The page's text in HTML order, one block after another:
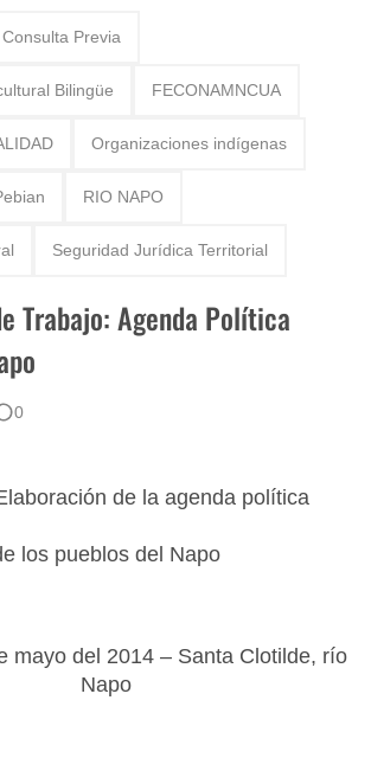
Consulta Previa
Bilingüe FECONAMNCUA
Organizaciones indígenas
RIO NAPO
Seguridad Jurídica Territorial
Trabajo: Agenda Política
0
de la agenda política
los pueblos del Napo
mayo del 2014 – Santa Clotilde, río
Napo